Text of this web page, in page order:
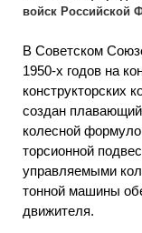
войск Российской
В Советском
1950-х годов на
конструкторских
создан
колесной
торсионной
управляемыми
тонной машины
движителя.